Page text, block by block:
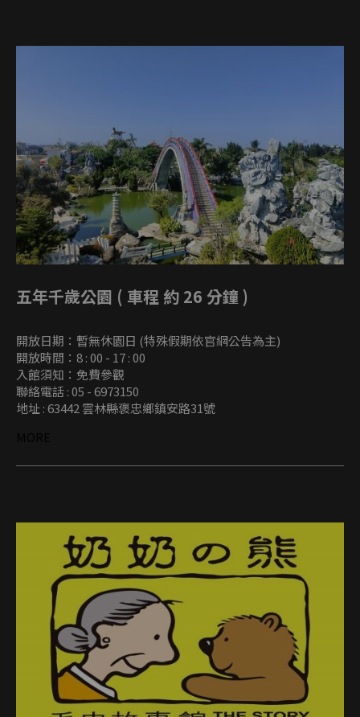
五年千歲公園 ( 車程 約 26 分鐘 )
開放日期：暫無休園日 (特殊假期依官網公告為主)
開放時間：8 : 00 - 17 : 00
入館須知：免費參觀
聯絡電話 : 05 - 6973150
地址 : 63442 雲林縣褒忠鄉鎮安路31號